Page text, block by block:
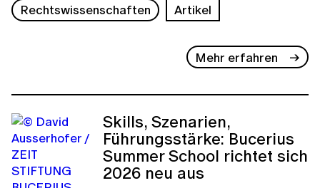
Rechtswissenschaften
Artikel
Mehr erfahren
Skills, Szenarien,
Führungsstärke: Bucerius
Summer School richtet sich
2026 neu aus